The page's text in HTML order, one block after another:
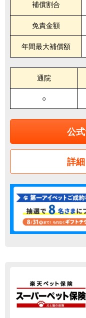
補償割合
免責金額
年間最大補償額
通院
○
公
詳